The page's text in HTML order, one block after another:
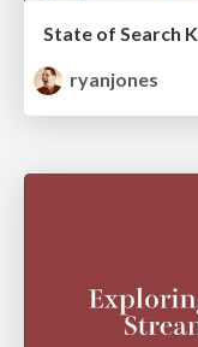
ryanjones